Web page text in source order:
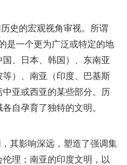
史的宏观视角审视。所谓
是一个更为广泛或特定的地
、日本、韩国）、东南亚
等）、南亚（印度、巴基斯
亚或西亚的某些部分。历
自孕育了独特的文明。
其影响深远，塑造了强调集
理；南亚的印度文明，以